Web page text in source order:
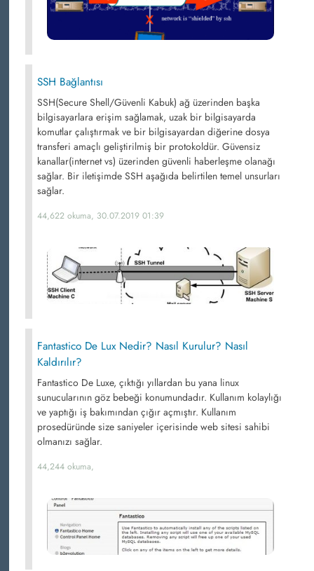
SSH Bağlantısı
SSH(Secure Shell/Güvenli Kabuk) ağ üzerinden başka
bilgisayarlara erişim sağlamak, uzak bir bilgisayarda
komutlar çalıştırmak ve bir bilgisayardan diğerine dosya
transferi amaçlı geliştirilmiş bir protokoldür. Güvensiz
kanallar(internet vs) üzerinden güvenli haberleşme olanağı
sağlar. Bir iletişimde SSH aşağıda belirtilen temel unsurları
sağlar.
44,622 okuma, 30.07.2019 01:39
Fantastico De Lux Nedir? Nasıl Kurulur? Nasıl
Kaldırılır?
Fantastico De Luxe, çıktığı yıllardan bu yana linux
sunucularının göz bebeği konumundadır. Kullanım kolaylığı
ve yaptığı iş bakımından çığır açmıştır. Kullanım
prosedüründe size saniyeler içerisinde web sitesi sahibi
olmanızı sağlar.
44,244 okuma,